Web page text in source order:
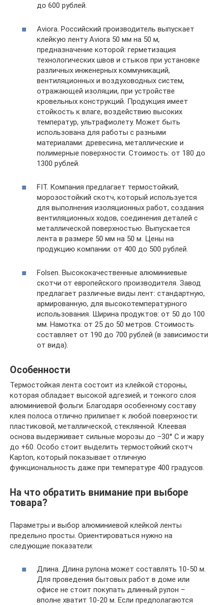
до 600 рублей.
Aviora. Российский производитель выпускает
клейкую ленту Aviora 50 мм на 50 м,
предназначение которой: герметизация
технологических швов и стыков при установке
различных инженерных коммуникаций,
вентиляционных и воздуховодных систем,
отражающей изоляции, при устройстве
кровельных конструкций. Продукция имеет
стойкость к влаге, воздействию высоких
температур, ультрафиолету. Может быть
использована для работы с разными
материалами: древесина, металлические и
полимерные поверхности. Стоимость: от 180 до
1300 рублей.
FIT. Компания предлагает термостойкий,
морозостойкий скотч, который используется
для выполнения изоляционных работ, создания
вентиляционных ходов, соединения деталей с
металлической поверхностью. Выпускается
лента в размере 50 мм на 50 м. Цены на
продукцию компании: от 400 до 500 рублей.
Folsen. Высококачественные алюминиевые
скотчи от европейского производителя. Завод
предлагает различные виды лент: стандартную,
армированную, для высокотемпературного
использования. Ширина продуктов: от 50 до 100
мм. Намотка: от 25 до 50 метров. Стоимость
составляет от 190 до 700 рублей (в зависимости
от вида).
Особенности
Термостойкая лента состоит из клейкой стороны,
которая обладает высокой адгезией, и тонкого слоя
алюминиевой фольги. Благодаря особенному составу
клея полоса отлично прилипает к любой поверхности:
пластиковой, металлической, стеклянной. Клеевая
основа выдерживает сильные морозы до –30° С и жару
до +60. Особо стоит выделить термостойкий скотч
Kapton, который показывает отличную
функциональность даже при температуре 400 градусов.
На что обратить внимание при выборе
товара?
Параметры и выбор алюминиевой клейкой ленты
предельно просты. Ориентироваться нужно на
следующие показатели:
Длина. Длина рулона может составлять 10-50 м.
Для проведения бытовых работ в доме или
офисе не стоит покупать длинный рулон –
вполне хватит 10-20 м. Если предполагаются